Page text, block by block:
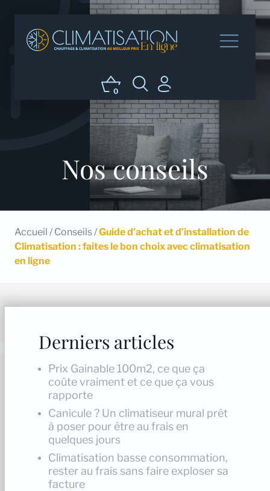
0
Nos conseils
Accueil / Conseils/Guide d’achat et d’installation de
Climatisation : faites le bon choix avec climatisation
en ligne
Derniers articles
Prix Gainable 100m2, ce que ça
coûte vraiment et ce que ça vous
rapporte
Canicule ? Un climatiseur mural prêt
à poser pour être au frais en
quelques jours
Climatisation basse consommation,
rester au frais sans faire exploser sa
facture